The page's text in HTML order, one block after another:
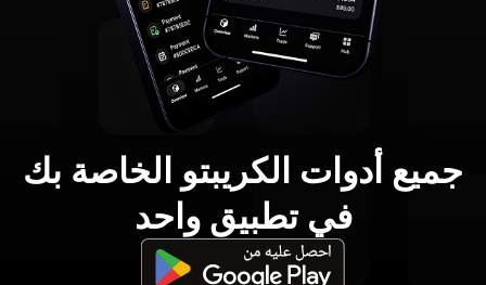
جميع أدوات الكريبتو الخاصة بك
في تطبيق واحد